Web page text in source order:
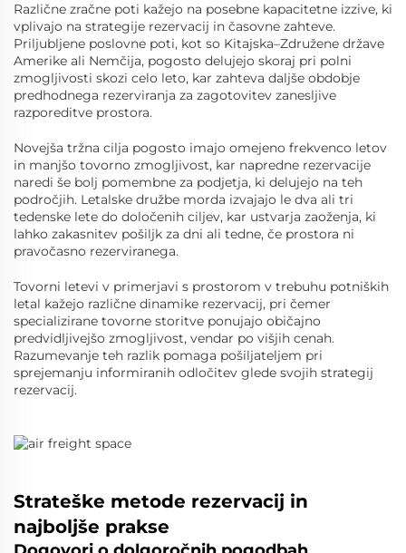
Različne zračne poti kažejo na posebne kapacitetne izzive, ki
vplivajo na strategije rezervacij in časovne zahteve.
Priljubljene poslovne poti, kot so Kitajska–Združene države
Amerike ali Nemčija, pogosto delujejo skoraj pri polni
zmogljivosti skozi celo leto, kar zahteva daljše obdobje
predhodnega rezerviranja za zagotovitev zanesljive
razporeditve prostora.
Novejša tržna cilja pogosto imajo omejeno frekvenco letov
in manjšo tovorno zmogljivost, kar napredne rezervacije
naredi še bolj pomembne za podjetja, ki delujejo na teh
področjih. Letalske družbe morda izvajajo le dva ali tri
tedenske lete do določenih ciljev, kar ustvarja zaoženja, ki
lahko zakasnitev pošiljk za dni ali tedne, če prostora ni
pravočasno rezerviranega.
Tovorni letevi v primerjavi s prostorom v trebuhu potniških
letal kažejo različne dinamike rezervacij, pri čemer
specializirane tovorne storitve ponujajo običajno
predvidljivejšo zmogljivost, vendar po višjih cenah.
Razumevanje teh razlik pomaga pošiljateljem pri
sprejemanju informiranih odločitev glede svojih strategij
rezervacij.
Strateške metode rezervacij in
najboljše prakse